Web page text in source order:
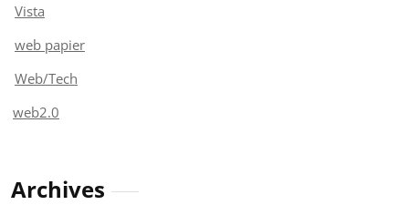
Vista
web papier
Web/Tech
web2.0
Archives